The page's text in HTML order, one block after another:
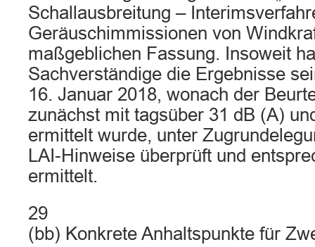
Schallausbreitung –
Geräuschimmissionen von
maßgeblichen Fassung. Insoweit
Sachverständige die Ergebnisse
16. Januar 2018, wonach der
zunächst mit tagsüber 31 dB (A)
ermittelt wurde, unter
LAI-Hinweise überprüft und
ermittelt.
29
(bb) Konkrete Anhaltspunkte für